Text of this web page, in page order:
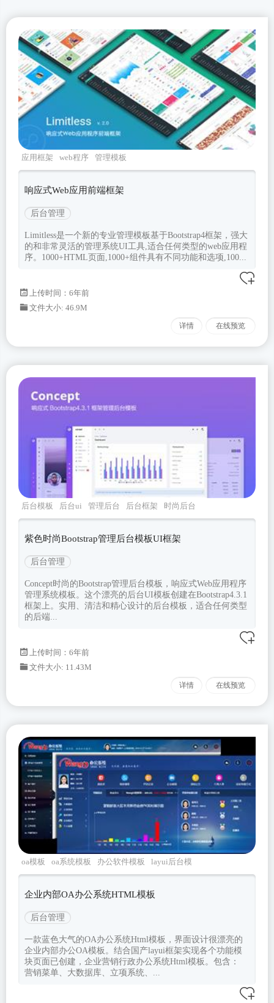
应用框架 web程序
管理模板
bootstrap4
Limitless
响应式Web应用前端框架
后台管理
Limitless是一个新的专业管理模板基于Bootstrap4框架，强大
的和非常灵活的管理系统UI工具,适合任何类型的web应用程
序。1000+HTML页面,1000+组件具有不同功能和选项,100...
上传时间：6年前
文件大小: 46.9M
详情 在线预览
后台模板 后台ui 管理后台 后台框架 时尚后台
紫色时尚Bootstrap管理后台模板UI框架
后台管理
Concept时尚的Bootstrap管理后台模板，响应式Web应用程序
管理系统模板。这个漂亮的后台UI模板创建在Bootstrap4.3.1
框架上。实用、清洁和精心设计的后台模板，适合任何类型
的后端...
上传时间：6年前
文件大小: 11.43M
详情 在线预览
oa模板 oa系统模板 办公软件模板
layui后台模
板
layui模板
企业内部OA办公系统HTML模板
后台管理
一款蓝色大气的OA办公系统Html模板，界面设计很漂亮的
企业内部办公OA模板。结合国产layui框架实现各个功能模
块页面已创建，企业营销行政办公系统Html模板。包含：
营销菜单、大数据库、立项系统、...